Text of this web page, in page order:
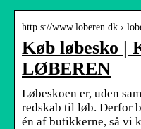
http s://www.loberen.dk ›
Køb løbesko |
LØBEREN
Løbeskoen er, uden
redskab til løb. Derfor
én af butikkerne, så vi